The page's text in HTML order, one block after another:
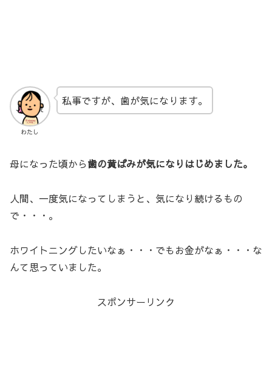
わたし
私事ですが、歯が気になります。
母になった頃から歯の黄ばみが気になりはじめました。
人間、一度気になってしまうと、気になり続けるもの
で・・・。
ホワイトニングしたいなぁ・・・でもお金がなぁ・・・な
んて思っていました。
スポンサーリンク